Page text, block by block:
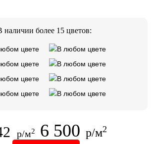
наличии более 15 цветов:
р/м2 6 500 р/м2